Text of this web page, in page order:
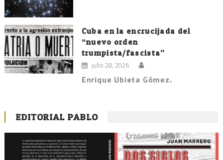
Cuba en la encrucijada del
“nuevo orden
trumpista/fascista”
julio 28, 2026
Enrique Ubieta Gómez.
EDITORIAL PABLO